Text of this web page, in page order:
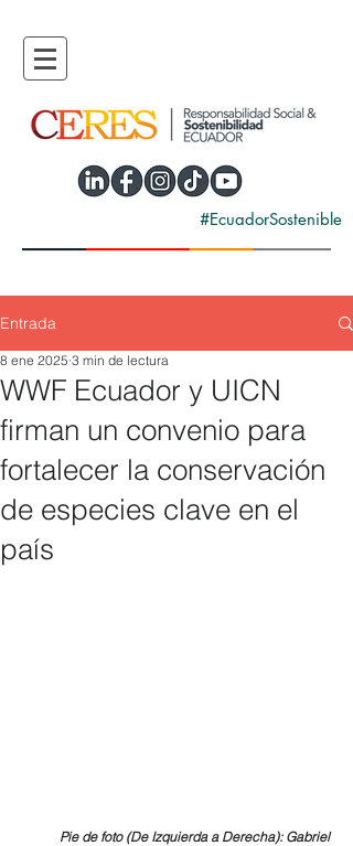
#EcuadorSostenible
Entrada
WWF Ecuador y UICN
firman un convenio para
fortalecer la conservación
de especies clave en el
país
8 ene 2025 3 min de lectura
Pie de foto (De Izquierda a Derecha): Gabriel